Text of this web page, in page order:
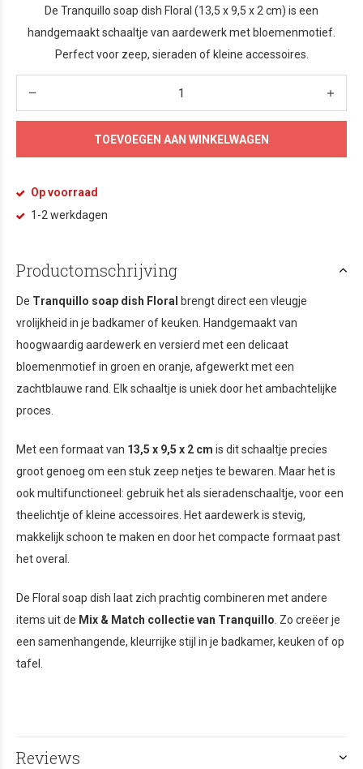
De Tranquillo soap dish Floral (13,5 x 9,5 x 2 cm) is een
handgemaakt schaaltje van aardewerk met bloemenmotief.
Perfect voor zeep, sieraden of kleine accessoires.
TOEVOEGEN AAN WINKELWAGEN
Op voorraad
1-2 werkdagen
Productomschrijving
De Tranquillo soap dish Floral
brengt direct een vleugje
vrolijkheid in je badkamer of keuken. Handgemaakt van
hoogwaardig aardewerk en versierd met een delicaat
bloemenmotief in groen en oranje, afgewerkt met een
zachtblauwe rand. Elk schaaltje is uniek door het ambachtelijke
proces.
Met een formaat van 13,5 x 9,5 x 2 cm is dit schaaltje precies
groot genoeg om een stuk zeep netjes te bewaren. Maar het is
ook multifunctioneel: gebruik het als sieradenschaaltje, voor een
theelichtje of kleine accessoires. Het aardewerk is stevig,
makkelijk schoon te maken en door het compacte formaat past
het overal.
De Floral soap dish laat zich prachtig combineren met andere
items uit de Mix & Match collectie van Tranquillo . Zo creëer je
een samenhangende, kleurrijke stijl in je badkamer, keuken of op
tafel.
Reviews